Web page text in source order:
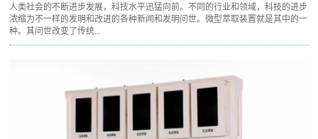
人类社会的不断进步发展，科技水平迅猛向前。不同的行业和领域，科技的进步
浓缩为不一样的发明和改进的各种新闻和发明问世。微型萃取装置就是其中的一
种。其问世改变了传统...